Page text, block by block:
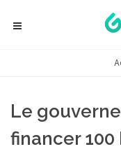
Le
financer